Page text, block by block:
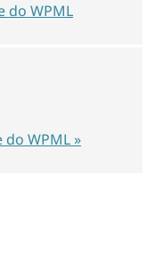
do WPML
WPML »